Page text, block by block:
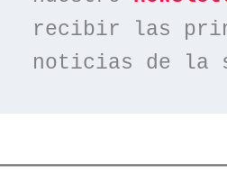
recibir las
noticias de la